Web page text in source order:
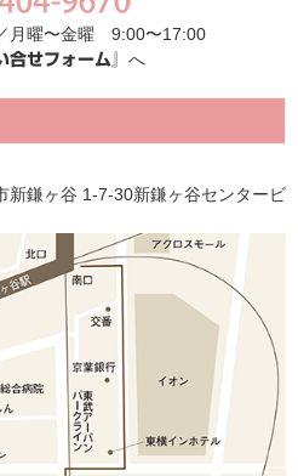
月曜〜金曜 9:00〜17:00
合せフォーム』 へ
新鎌ヶ谷 1-7-30新鎌ヶ谷センタービ